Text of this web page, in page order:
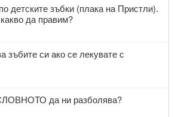
детските зъбки (плака на Пристли).
да правим?
зъбите си ако се лекувате с
да ни разболява?